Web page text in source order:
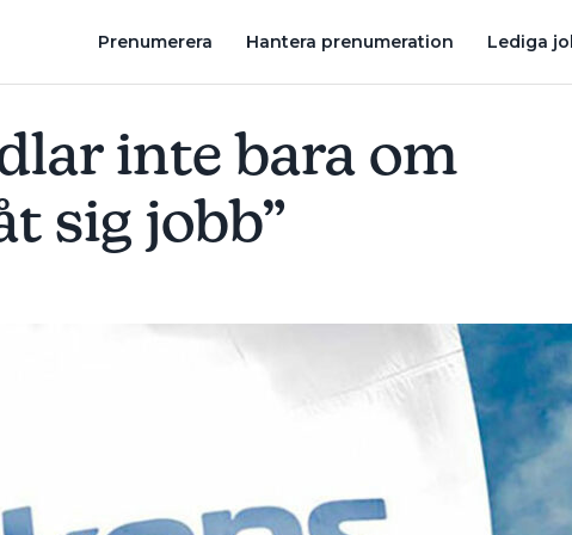
Prenumerera Hantera prenumeration Lediga
inte bara om
sig jobb”
SANDBÄCKENS FÅR NY HUVUDÄGARE SANDBÄCKENS